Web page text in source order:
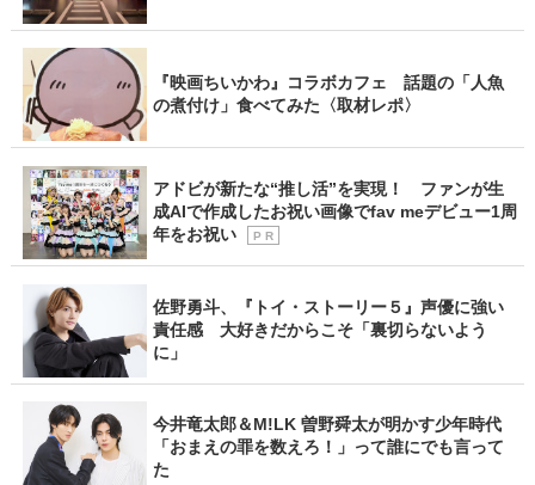
『映画ちいかわ』コラボカフェ 話題の「人魚
の煮付け」食べてみた〈取材レポ〉
アドビが新たな“推し活”を実現！ ファンが生
成AIで作成したお祝い画像でfav meデビュー1周
年をお祝い
P R
佐野勇斗、『トイ・ストーリー５』声優に強い
責任感 大好きだからこそ「裏切らないよう
に」
今井竜太郎＆M!LK 曽野舜太が明かす少年時代
「おまえの罪を数えろ！」って誰にでも言って
た